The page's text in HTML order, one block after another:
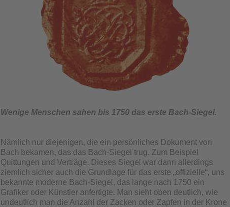
Wenige Menschen sahen bis 1750 das erste Bach-Siegel.
Nämlich nur diejenigen, die ein persönliches Dokument von
Bach bekamen, das das Bach-Siegel trug. Zum Beispiel
Quittungen und Verträge. Dieses Siegel war dann allerdings
ziemlich sicher auch die Grundlage für das erste „offizielle“, uns
bekannte moderne Bach-Siegel, das lange nach 1750 ein
Grafiker oder Künstler anfertigte. Man sieht oben deutlich, wie
undeutlich man die Anzahl der Zacken oder Zapfen in der Krone